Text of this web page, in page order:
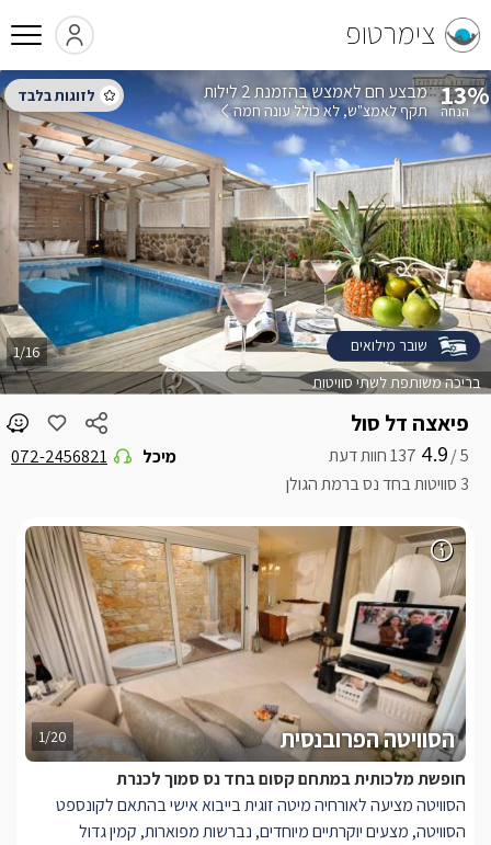
צימרטופ
פיאצה דל סול
5 /
4.9
3 סוויטות בחד נס ברמת הגולן
מיכל 072-2456821
בריכה משותפת לשתי סוויטות
1/16
13% בהזמנת 2 לילות
תקף לאמצ"ש לא כולל עונה חמה
שובר מילואים
1/20 הסוויטה הפרובנסית
חופשת מלכותית במתחם קסום בחד נס סמוך לכנרת
הסוויטה מציעה לאורחיה מיטה זוגית בייבוא אישי בהתאם לקונספט
הסוויטה, מצעים יוקרתיים מיוחדים, נברשות מפוארות, קמין גדול